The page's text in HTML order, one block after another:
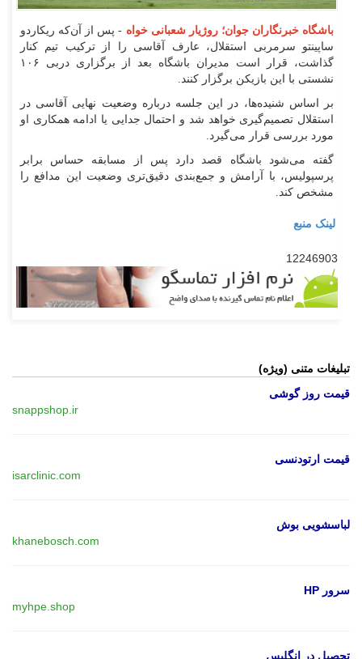
باشگاه خبرنگاران جوان؛ روژیار شعبانی خواه - پس از آن‌که ریکاردو
ساپینتو سرمربی استقلال، عارف آقاسی را از ترکیب تیم کنار
گذاشت، قرار است مدیران باشگاه بعد از برگزاری دربی ۱۰۶
نشستی با این بازیکن برگزار کنند.
بر اساس شنیده‌ها، در این جلسه درباره وضعیت نهایی آقاسی در
استقلال تصمیم‌گیری خواهد شد و احتمال جدایی یا ادامه همکاری او
مورد بررسی قرار می‌گیرد.
گفته می‌شود باشگاه قصد دارد پس از مسابقه حساس برابر
پرسپولیس، با آرامش و جمع‌بندی دقیق‌تری وضعیت این مدافع را
مشخص کند.
لینک منبع
12246903
تبلیغات متنی (ویژه)
قیمت روز گوشی
snappshop.ir
قیمت ارتودنسی
isarclinic.com
لباسشویی بوش
khanebosch.com
سرور HP
myhpe.shop
تحصیل در انگلیس